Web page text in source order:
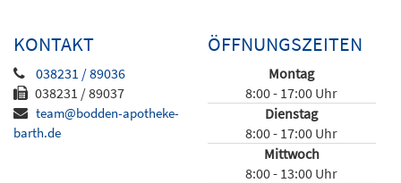
KONTAKT
038231 / 89036
038231 / 89037
team@bodden-apotheke-
barth.de
ÖFFNUNGSZEITEN
Montag
8:00 - 17:00 Uhr
Dienstag
8:00 - 17:00 Uhr
Mittwoch
8:00 - 13:00 Uhr